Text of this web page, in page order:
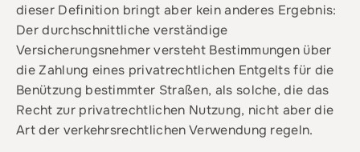
dieser Definition bringt aber kein anderes Ergebnis:
Der durchschnittliche verständige
Versicherungsnehmer versteht Bestimmungen über
die Zahlung eines privatrechtlichen Entgelts für die
Benützung bestimmter Straßen, als solche, die das
Recht zur privatrechtlichen Nutzung, nicht aber die
Art der verkehrsrechtlichen Verwendung regeln.